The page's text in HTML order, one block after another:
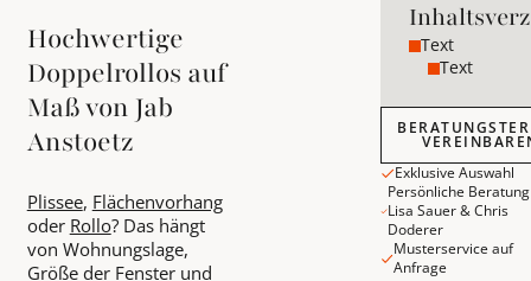
Hochwertige
Doppelrollos auf
Maß von Jab
Anstoetz
Plissee, Flächenvorhang
oder Rollo? Das hängt
von Wohnungslage,
Größe der Fenster und
Text
Text
Beratungstermin
Exklusive Auswahl
Persönliche
Lisa Sauer & Chris
Doderer
Musterservice auf
Anfrage